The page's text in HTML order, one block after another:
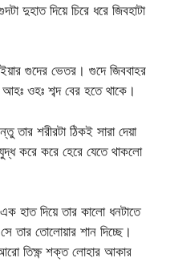
দুহাত দিয়ে চিরে ধরে জিবহাটা
গুদের ভেতর। গুদে জিববাহর
‍ওহঃ শব্দ বের হতে থাকে।
তার শরীরটা ঠিকই সারা দেয়া
করে করে হেরে যেতে থাকলো
হাত দিয়ে তার কালো ধনটাতে
তার তোলোয়ার শান দিচ্ছে।
তিক্ষ্ণ শক্ত লোহার আকার